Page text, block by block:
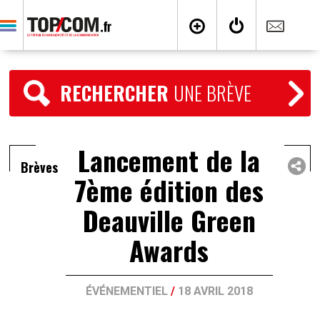
RECHERCHER UNE BRÈVE
Brèves Lancement de la
7ème édition des
Deauville Green
Awards
ÉVÉNEMENTIEL/ 18 AVRIL 2018